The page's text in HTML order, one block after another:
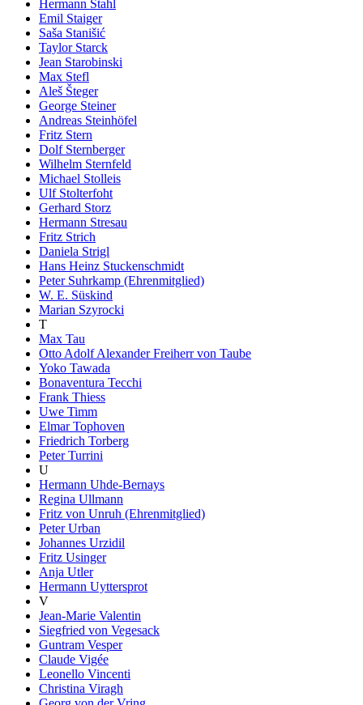
Hermann Stahl
Emil Staiger
Saša Stanišić
Taylor Starck
Jean Starobinski
Max Stefl
Aleš Šteger
George Steiner
Andreas Steinhöfel
Fritz Stern
Dolf Sternberger
Wilhelm Sternfeld
Michael Stolleis
Ulf Stolterfoht
Gerhard Storz
Hermann Stresau
Fritz Strich
Daniela Strigl
Hans Heinz Stuckenschmidt
Peter Suhrkamp (Ehrenmitglied)
W. E. Süskind
Marian Szyrocki
T
Max Tau
Otto Adolf Alexander Freiherr von Taube
Yoko Tawada
Bonaventura Tecchi
Frank Thiess
Uwe Timm
Elmar Tophoven
Friedrich Torberg
Peter Turrini
U
Hermann Uhde-Bernays
Regina Ullmann
Fritz von Unruh (Ehrenmitglied)
Peter Urban
Johannes Urzidil
Fritz Usinger
Anja Utler
Hermann Uyttersprot
V
Jean-Marie Valentin
Siegfried von Vegesack
Guntram Vesper
Claude Vigée
Leonello Vincenti
Christina Viragh